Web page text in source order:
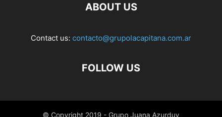
ABOUT US
Contact us: contacto@grupolacapitana.com.ar
FOLLOW US
© Copyright 2019 - Grupo Juana Azurduy